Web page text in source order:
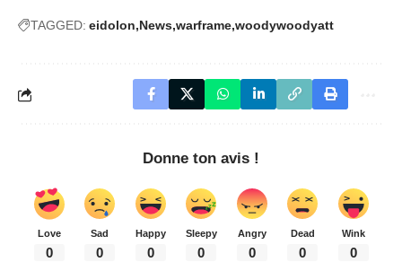
TAGGED: eidolon News warframe woodywoodyatt
Donne ton avis !
Love
0
Sad
0
Happy
0
Sleepy
0
Angry
0
Dead
0
Wink
0